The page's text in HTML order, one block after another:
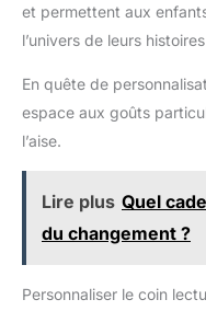
et permettent aux
l’univers de leurs
En quête de
espace aux goûts
l’aise.
Lire plus Quel
du changement ?
Personnaliser le coin